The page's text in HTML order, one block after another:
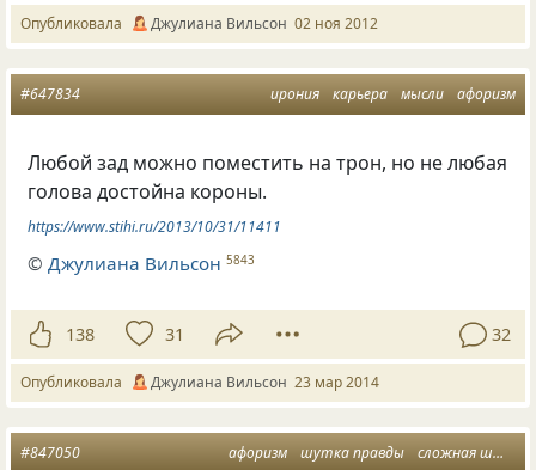
Опубликовала Джулиана Вильсон 02 ноя 2012
ирония карьера мысли афоризм
#647834
Любой зад можно поместить на трон, но не любая
голова достойна короны.
https://www.stihi.ru/2013/10/31/11411
© Джулиана Вильсон 5843
138 31 32
Опубликовала Джулиана Вильсон 23 мар 2014
афоризм шутка правды сложная штука жизнь
#847050